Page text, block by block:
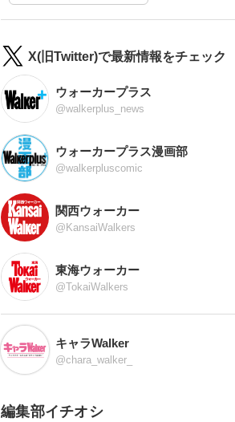
X(旧Twitter)で最新情報をチェック
ウォーカープラス
@walkerplus_news
ウォーカープラス漫画部
@walkerpluscomic
関西ウォーカー
@KansaiWalkers
東海ウォーカー
@TokaiWalkers
キャラWalker
@chara_walker_
編集部イチオシ